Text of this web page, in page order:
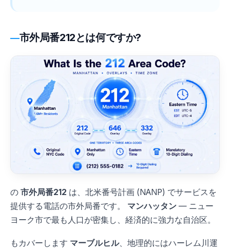
市外局番212とは何ですか?
の 市外局番212 は、北米番号計画 (NANP) でサービスを
提供する電話の市外局番です。 マンハッタン — ニュー
ヨーク市で最も人口が密集し、経済的に強力な自治区。
もカバーします マーブルヒル、地理的にはハーレム川運